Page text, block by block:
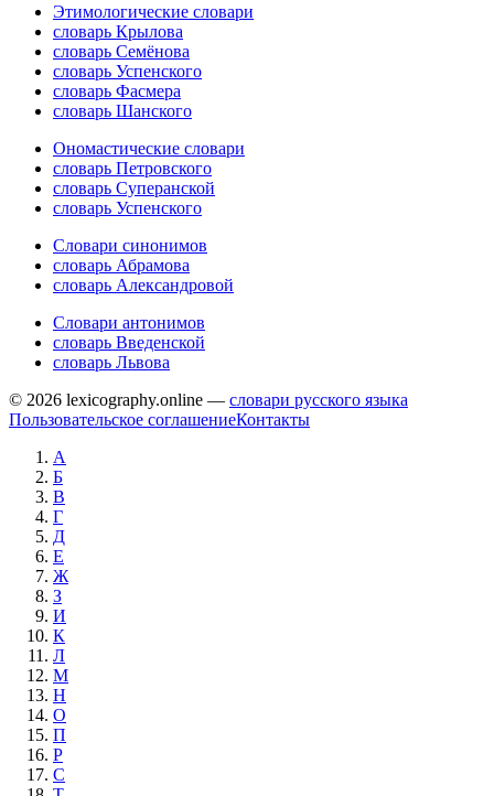
Этимологические словари
словарь Крылова
словарь Семёнова
словарь Успенского
словарь Фасмера
словарь Шанского
Ономастические словари
словарь Петровского
словарь Суперанской
словарь Успенского
Словари синонимов
словарь Абрамова
словарь Александровой
Словари антонимов
словарь Введенской
словарь Львова
© 2026 lexicography.online — словари русского языка
Пользовательское соглашениеКонтакты
А
Б
В
Г
Д
Е
Ж
З
И
К
Л
М
Н
О
П
Р
С